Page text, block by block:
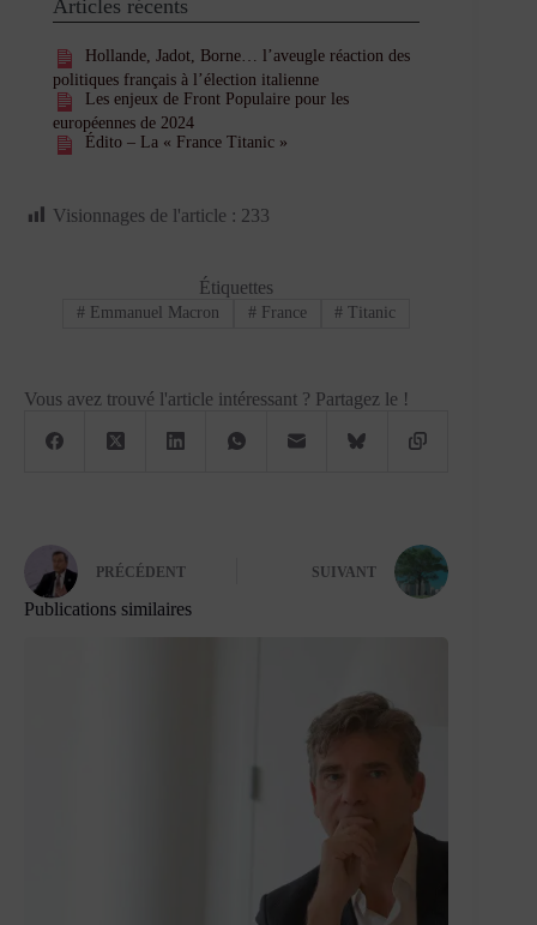
Articles récents
Hollande, Jadot, Borne… l’aveugle réaction des
politiques français à l’élection italienne
Les enjeux de Front Populaire pour les
européennes de 2024
Édito – La « France Titanic »
Visionnages de l'article : 233
Étiquettes
# Emmanuel Macron # France # Titanic
Vous avez trouvé l'article intéressant ? Partagez le !
PRÉCÉDENT SUIVANT
Publications similaires